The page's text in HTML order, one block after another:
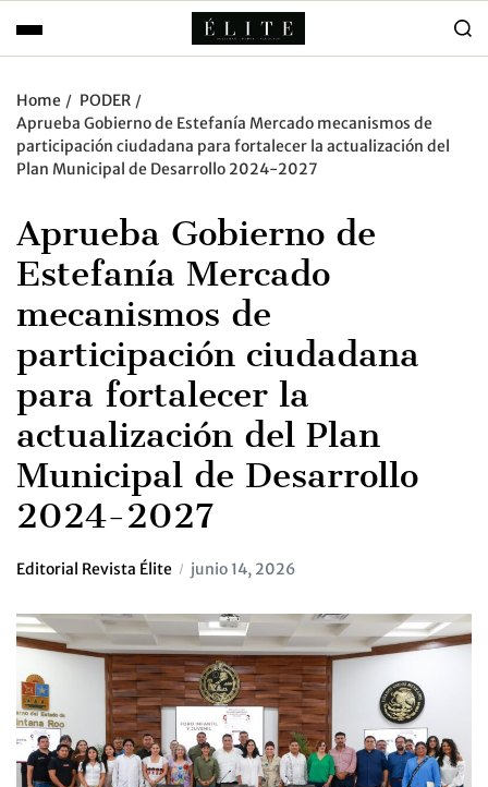
Home
PODER
Aprueba Gobierno de Estefanía Mercado mecanismos de
participación ciudadana para fortalecer la actualización del
Plan Municipal de Desarrollo 2024-2027
Aprueba Gobierno de
Estefanía Mercado
mecanismos de
participación ciudadana
para fortalecer la
actualización del Plan
Municipal de Desarrollo
2024-2027
Editorial Revista Élite junio 14, 2026